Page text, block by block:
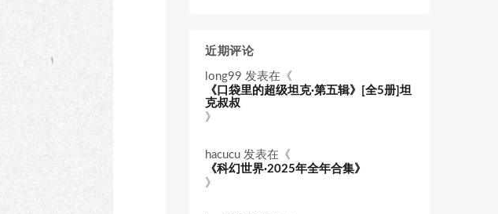
近期评论
long99 发表在《
《口袋里的超级坦克·第五辑》[全5册]坦
克叔叔
》
hacucu 发表在《
《科幻世界·2025年全年合集》
》